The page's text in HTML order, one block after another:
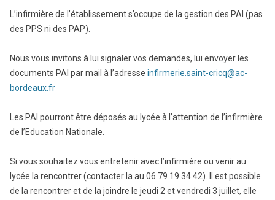
L’infirmière de l’établissement s’occupe de la gestion des PAI (pas
des PPS ni des PAP).
Nous vous invitons à lui signaler vos demandes, lui envoyer les
documents PAI par mail à l’adresse infirmerie.saint-cricq@ac-
bordeaux.fr
Les PAI pourront être déposés au lycée à l’attention de l’infirmière
de l’Education Nationale.
Si vous souhaitez vous entretenir avec l’infirmière ou venir au
lycée la rencontrer (contacter la au 06 79 19 34 42). Il est possible
de la rencontrer et de la joindre le jeudi 2 et vendredi 3 juillet, elle